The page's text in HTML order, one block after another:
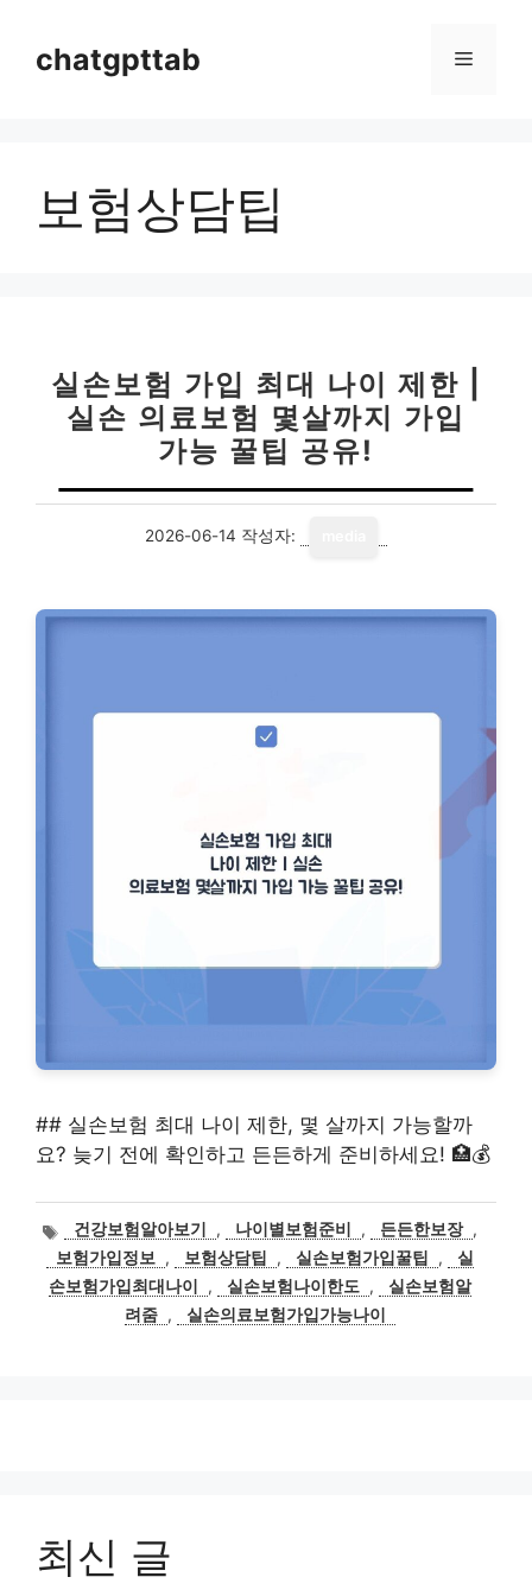
chatgpttab 메
보험상담팁
실손보험 가입 최대 나이 제한 |
실손 의료보험 몇살까지 가입
가능 꿀팁 공유!
2026-06-14 작성자:
## 실손보험 최대 나이 제한, 몇 살까지 가능할까
요? 늦기 전에 확인하고 든든하게 준비하세요! 🏥💰
태
그
건강보험알아보기 , 나이별보험준비 , 든든한보장 ,
보험가입정보
, 보험상담팁 , 실손보험가입꿀팁 ,
실
손보험가입최대나이
, 실손보험나이한도 ,
실손보험알
려줌 , 실손의료보험가입가능나이
최신 글